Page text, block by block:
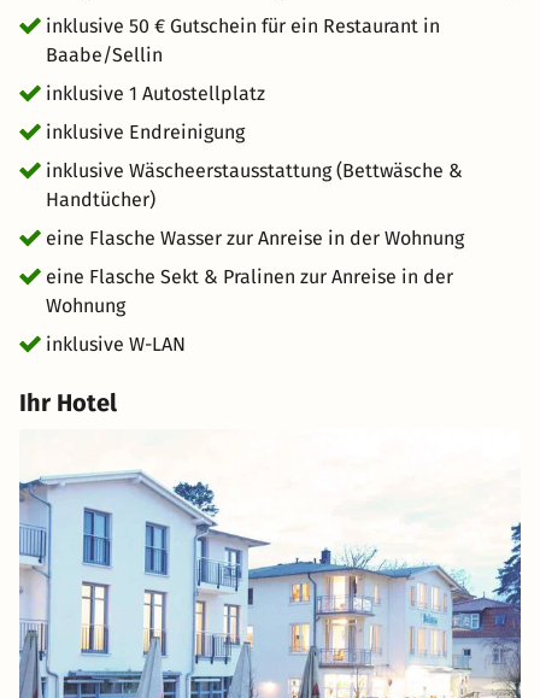
inklusive 50 € Gutschein für ein Restaurant in
Baabe/Sellin
inklusive 1 Autostellplatz
inklusive Endreinigung
inklusive Wäscheerstausstattung (Bettwäsche &
Handtücher)
eine Flasche Wasser zur Anreise in der Wohnung
eine Flasche Sekt & Pralinen zur Anreise in der
Wohnung
inklusive W-LAN
Ihr Hotel